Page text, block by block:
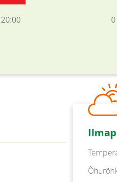
20:00